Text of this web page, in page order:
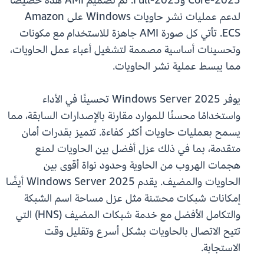
لدعم عمليات نشر حاويات Windows على Amazon
ECS. تأتي كل صورة AMI جاهزة للاستخدام مع مكونات
وتحسينات أساسية مصممة لتشغيل أعباء عمل الحاويات،
مما يبسط عملية نشر الحاويات.
يوفر Windows Server 2025 تحسينًا في الأداء
واستخدامًا محسنًا للموارد مقارنة بالإصدارات السابقة، مما
يسمح بعمليات حاويات أكثر كفاءة. تتميز بقدرات أمان
متقدمة، بما في ذلك عزل أفضل بين الحاويات لمنع
هجمات الهروب من الحاوية وحدود نواة أقوى بين
الحاويات والمضيف. يقدم Windows Server 2025 أيضًا
إمكانات شبكات محسّنة مثل عزل مساحة اسم الشبكة
والتكامل الأفضل مع خدمة شبكات المضيف (HNS) التي
تتيح الاتصال بالحاويات بشكل أسرع وتقليل وقت
الاستجابة.